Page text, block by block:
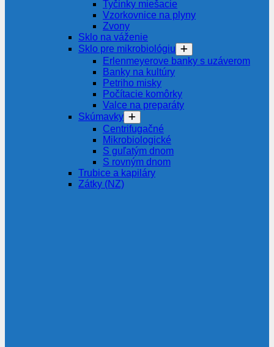
Tyčinky miešacie
Vzorkovnice na plyny
Zvony
Sklo na váženie
Sklo pre mikrobiológiu
Erlenmeyerove banky s uzáverom
Banky na kultúry
Petriho misky
Počítacie komôrky
Valce na preparáty
Skúmavky
Centrifugačné
Mikrobiologické
S guľatým dnom
S rovným dnom
Trubice a kapiláry
Zátky (NZ)